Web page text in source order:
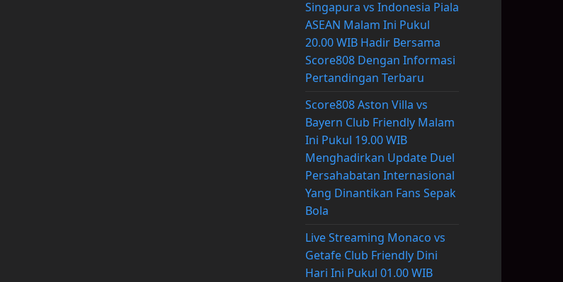
Singapura vs Indonesia Piala
ASEAN Malam Ini Pukul
20.00 WIB Hadir Bersama
Score808 Dengan Informasi
Pertandingan Terbaru
Score808 Aston Villa vs
Bayern Club Friendly Malam
Ini Pukul 19.00 WIB
Menghadirkan Update Duel
Persahabatan Internasional
Yang Dinantikan Fans Sepak
Bola
Live Streaming Monaco vs
Getafe Club Friendly Dini
Hari Ini Pukul 01.00 WIB